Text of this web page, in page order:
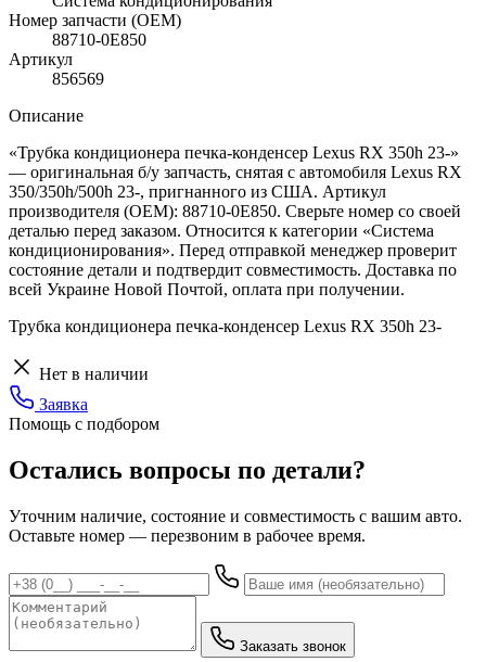
Номер запчасти (OEM)
88710-0E850
Артикул
856569
Описание
«Трубка кондиционера печка-конденсер Lexus RX 350h 23-»
— оригинальная б/у запчасть, снятая с автомобиля Lexus RX
350/350h/500h 23-, пригнанного из США. Артикул
производителя (OEM): 88710-0E850. Сверьте номер со своей
деталью перед заказом. Относится к категории «Система
кондиционирования». Перед отправкой менеджер проверит
состояние детали и подтвердит совместимость. Доставка по
всей Украине Новой Почтой, оплата при получении.
Трубка кондиционера печка-конденсер Lexus RX 350h 23-
Нет в наличии
Заявка
Помощь с подбором
Остались вопросы по детали?
Уточним наличие, состояние и совместимость с вашим авто.
Оставьте номер — перезвоним в рабочее время.
Заказать звонок